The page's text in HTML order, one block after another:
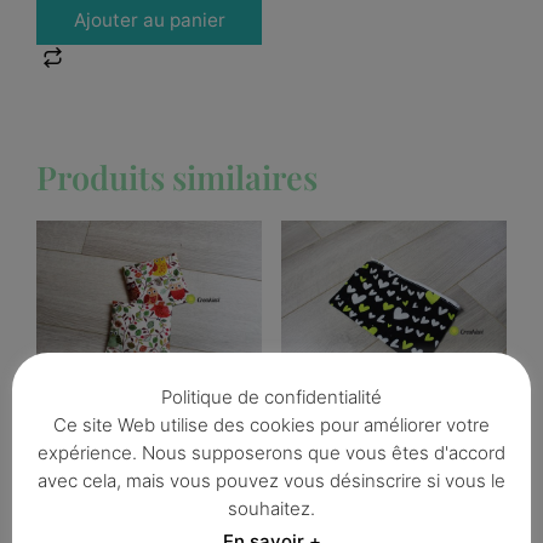
Ajouter au panier
Produits similaires
Lot de 2 petites
bouillottes sèches
motif chouettes
vintage
Trousse noire et verte
coeur
Politique de confidentialité
Ce site Web utilise des cookies pour améliorer votre
expérience. Nous supposerons que vous êtes d'accord
avec cela, mais vous pouvez vous désinscrire si vous le
souhaitez.